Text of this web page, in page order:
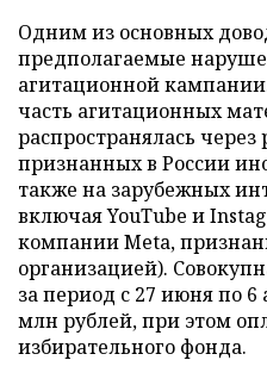
Одним из основных
предполагаемые
агитационной
часть агитационных
распространялась через
признанных в России
также на зарубежных
включая YouTube и
компании Meta,
организацией).
за период с 27 июня по 6
млн рублей, при этом
избирательного фонда.